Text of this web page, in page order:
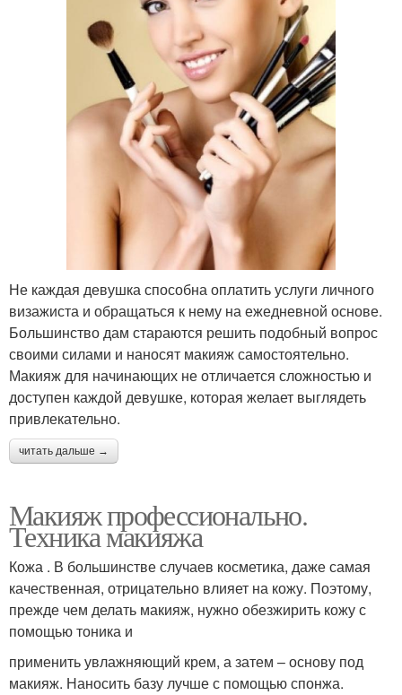
Не каждая девушка способна оплатить услуги личного
визажиста и обращаться к нему на ежедневной основе.
Большинство дам стараются решить подобный вопрос
своими силами и наносят макияж самостоятельно.
Макияж для начинающих не отличается сложностью и
доступен каждой девушке, которая желает выглядеть
привлекательно.
читать дальше →
Макияж профессионально.
Техника макияжа
Кожа . В большинстве случаев косметика, даже самая
качественная, отрицательно влияет на кожу. Поэтому,
прежде чем делать макияж, нужно обезжирить кожу с
помощью тоника и
применить увлажняющий крем, а затем – основу под
макияж. Наносить базу лучше с помощью спонжа.